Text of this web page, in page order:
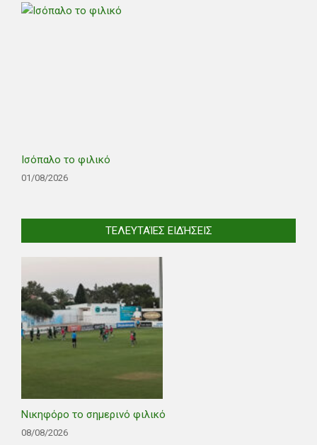
Ισόπαλο το φιλικό
01/08/2026
ΤΕΛΕΥΤΑΊΕΣ ΕΙΔΉΣΕΙΣ
Νικηφόρο το σημερινό φιλικό
08/08/2026